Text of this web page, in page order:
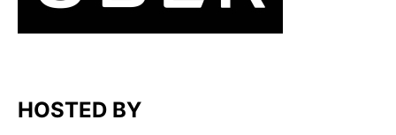
HOSTED BY